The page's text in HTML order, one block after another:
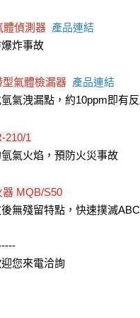
體偵測器 產品連結
炸事故
型氣體檢漏器 產品連結
氣洩漏點，約10ppm即有
210/1
氣火焰，預防火災事故
MQB/S50
無殘留特點，快速撲滅
您來電洽詢